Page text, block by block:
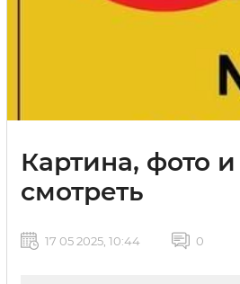
Картина, фото
смотреть
17 05 2025, 10:44 0